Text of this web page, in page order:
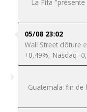
La Fifa
05/08 23:02
Wall Street clôture
+0,49%, Nasdaq -
Guatemala: fin de